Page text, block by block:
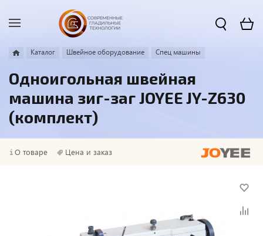
Каталог Швейное оборудование Спец машины
Одноигольная швейная
машина зиг-заг JOYEE JY-Z630
(комплект)
О товаре Цена и заказ